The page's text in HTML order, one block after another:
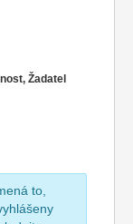
Žadatel
to,